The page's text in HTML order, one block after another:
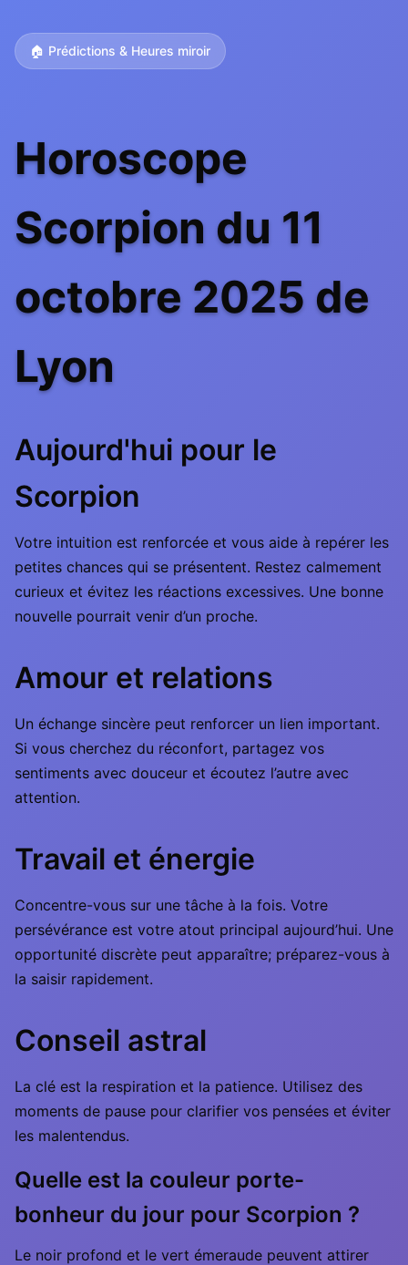
🏠 Prédictions & Heures miroir
Horoscope
Scorpion du 11
octobre 2025 de
Lyon
Aujourd'hui pour le
Scorpion
Votre intuition est renforcée et vous aide à repérer les
petites chances qui se présentent. Restez calmement
curieux et évitez les réactions excessives. Une bonne
nouvelle pourrait venir d’un proche.
Amour et relations
Un échange sincère peut renforcer un lien important.
Si vous cherchez du réconfort, partagez vos
sentiments avec douceur et écoutez l’autre avec
attention.
Travail et énergie
Concentre-vous sur une tâche à la fois. Votre
persévérance est votre atout principal aujourd’hui. Une
opportunité discrète peut apparaître; préparez-vous à
la saisir rapidement.
Conseil astral
La clé est la respiration et la patience. Utilisez des
moments de pause pour clarifier vos pensées et éviter
les malentendus.
Quelle est la couleur porte-
bonheur du jour pour Scorpion ?
Le noir profond et le vert émeraude peuvent attirer